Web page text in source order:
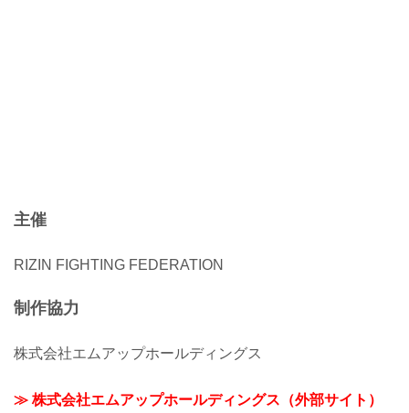
主催
RIZIN FIGHTING FEDERATION
制作協力
株式会社エムアップホールディングス
≫ 株式会社エムアップホールディングス（外部サイト）